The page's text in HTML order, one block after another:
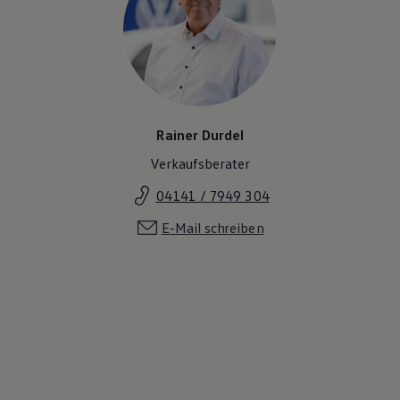
Lifestyle
Transport
Familie
Elektromobilität
Volkswagen R
Pannen- und Unfallhilfe
Volkswagen Kundenbetreuung
Rainer Durdel
Verkaufsberater
04141 / 7949 304
E-Mail schreiben